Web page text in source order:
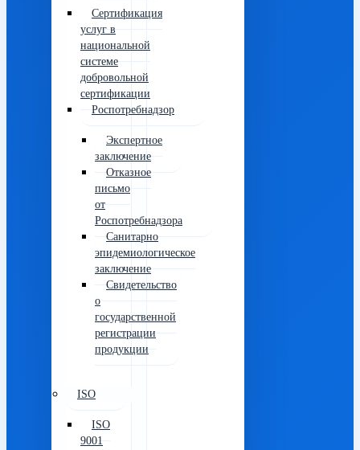
Сертификация
услуг в
национальной
системе
добровольной
сертификации
Роспотребнадзор
Экспертное
заключение
Отказное
письмо
от
Роспотребнадзора
Санитарно
эпидемиологическое
заключение
Свидетельство
о
государственной
регистрации
продукции
ISO
ISO
9001